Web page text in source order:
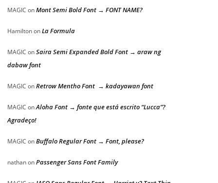
MAGIC onMont Semi Bold Font → FONT NAME?
HamiltononLa Formula
MAGIC onSaira Semi Expanded Bold Font → araw ng
dabaw font
MAGIC onRetrow Mentho Font → kadayawan font
MAGIC onAloha Font → fonte que está escrito “Lucca”?
Agradeço!
MAGIC onBuffalo Regular Font → Font, please?
nathanonPassenger Sans Font Family